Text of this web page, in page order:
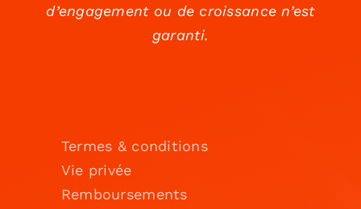
d’engagement ou de croissance n’est
garanti.
Termes & conditions
Vie privée
Remboursements